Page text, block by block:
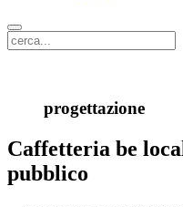
progettazione
Caffetteria be
pubblico